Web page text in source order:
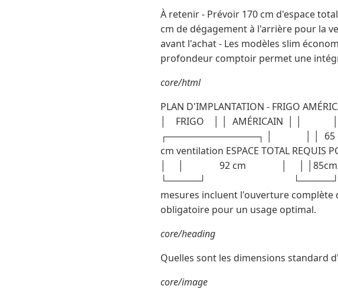
À retenir - Prévoir 170 cm d'espace
cm de dégagement à l'arrière pour la
avant l'achat - Les modèles slim
profondeur comptoir permet une
core/html
PLAN D'IMPLANTATION - FRIGO
│ FRIGO │ │ AMÉRICAIN │ │ │
┌──────────────┐ │ │ │ 65
cm ventilation ESPACE TOTAL
│ │ 92 cm │ │
└─────┘ └─────┘ ──────
mesures incluent l'ouverture complète
obligatoire pour un usage optimal.
core/heading
Quelles sont les dimensions standard
core/image